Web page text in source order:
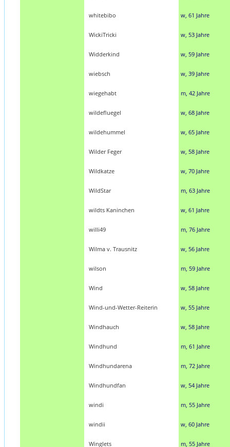
whitebibo w, 61 Jahre
WickiTricki w, 53 Jahre
Widderkind w, 59 Jahre
wiebsch w, 39 Jahre
wiegehabt m, 42 Jahre
wildefluegel w, 68 Jahre
wildehummel w, 65 Jahre
Wilder Feger w, 58 Jahre
Wildkatze w, 70 Jahre
WildStar m, 63 Jahre
wildts Kaninchen w, 61 Jahre
willi49 m, 76 Jahre
Wilma v. Trausnitz w, 56 Jahre
wilson m, 59 Jahre
Wind w, 58 Jahre
Wind-und-Wetter-Reiterin w, 55 Jahre
Windhauch w, 58 Jahre
Windhund m, 61 Jahre
Windhundarena m, 72 Jahre
Windhundfan w, 54 Jahre
windi m, 55 Jahre
windii w, 60 Jahre
Winglets m, 55 Jahre